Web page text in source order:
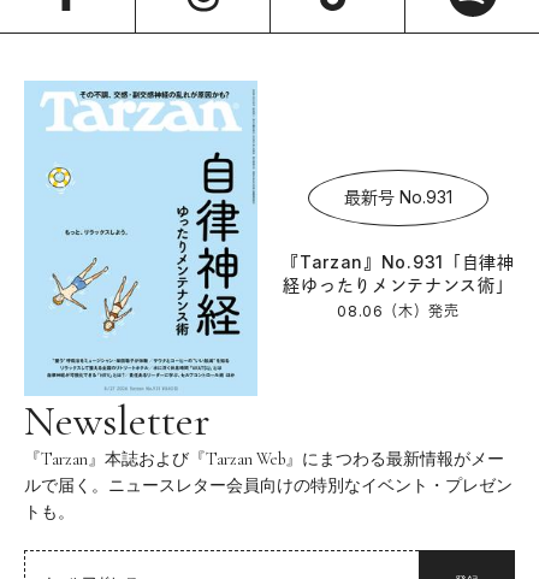
最新号 No.931
『Tarzan』No.931「自律神
経ゆったりメンテナンス術」
08.06（木）発売
Newsletter
『Tarzan』本誌および『Tarzan Web』にまつわる最新情報がメー
ルで届く。ニュースレター会員向けの特別なイベント・プレゼン
トも。